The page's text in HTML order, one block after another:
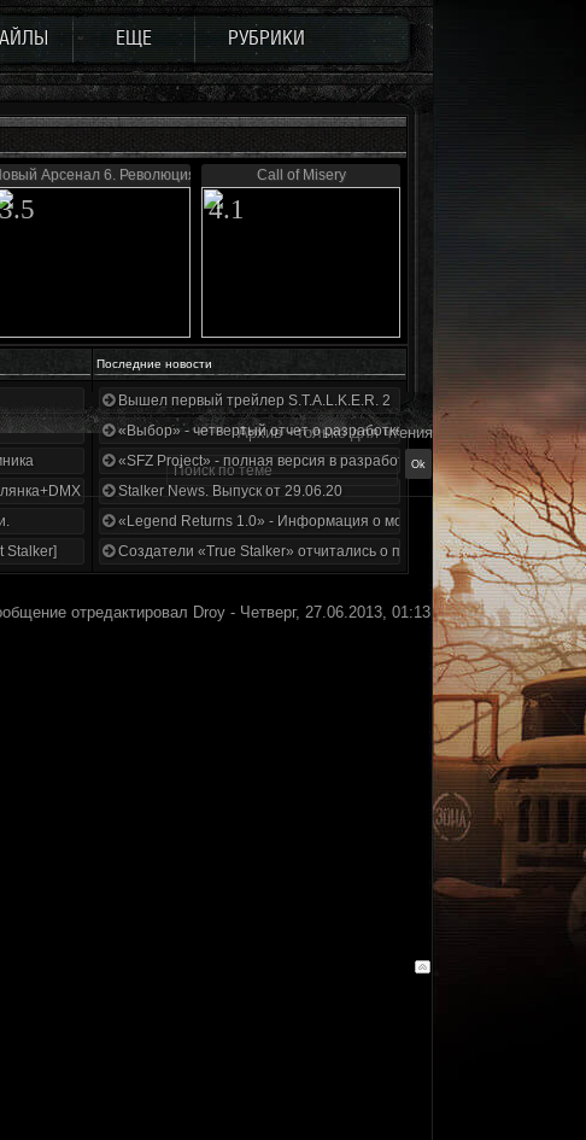
ЕЩЕ РУБРИКИ
Арсенал 6. Революция
3.5
Call of Misery
4.1
Последние новости
1.3.5.ООП.МА.К.
Stalker]
Вышел первый трейлер S.T.A.L.K.E.R. 2
«Выбор» - четвертый отчет о разработке!
«SFZ Project» - полная версия в разработке!
Stalker News. Выпуск от 29.06.20
«Legend Returns 1.0» - Информация о моде за июнь 2020
Создатели «True Stalker» отчитались о проделанной работе
Архив - только для чтения
отредактировал Droy - Четверг, 27.06.2013, 01:13